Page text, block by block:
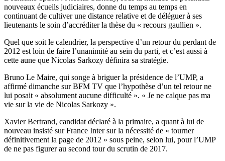
nouveaux écueils judiciaires, donne du temps au temps en
continuant de cultiver une distance relative et de déléguer à ses
lieutenants le soin d’accréditer la thèse du « recours gaullien ».
Quel que soit le calendrier, la perspective d’un retour du perdant de
2012 est loin de faire l’unanimité au sein du parti, et c’est aussi à
cette aune que Nicolas Sarkozy définira sa stratégie.
Bruno Le Maire, qui songe à briguer la présidence de l’UMP, a
affirmé dimanche sur BFM TV que l’hypothèse d’un tel retour ne
lui posait « absolument aucune difficulté ». « Je ne calque pas ma
vie sur la vie de Nicolas Sarkozy ».
Xavier Bertrand, candidat déclaré à la primaire, a quant à lui de
nouveau insisté sur France Inter sur la nécessité de « tourner
définitivement la page de 2012 » sous peine, selon lui, pour l’UMP
de ne pas figurer au second tour du scrutin de 2017.